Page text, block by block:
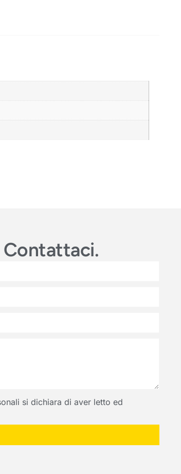
Contattaci.
si dichiara di aver letto ed